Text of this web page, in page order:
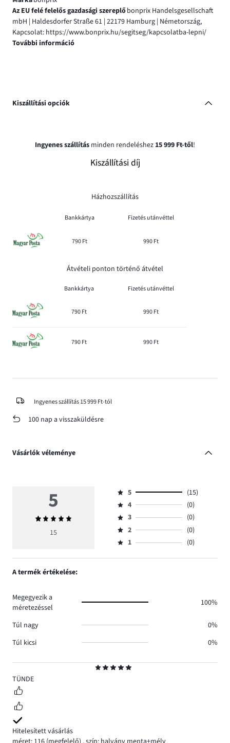
Az EU felé felelős gazdasági szereplőbonprix Handelsgesellschaft
mbH | Haldesdorfer Straße 61 | 22179 Hamburg | Németország,
Kapcsolat: https://www.bonprix.hu/segitseg/kapcsolatba-lepni/
További információ
Kiszállítási opciók
Ingyenes szállítás minden rendeléshez 15 999 Ft-től!
Kiszállítási díj
Házhozszállítás
Bankkártya Fizetés utánvéttel
790 Ft 990 Ft
Átvételi ponton történő átvétel
Bankkártya Fizetés utánvéttel
790 Ft 990 Ft
790 Ft 990 Ft
Ingyenes szállítás 15 999 Ft-tól
100 nap a visszaküldésre
Vásárlók véleménye
5
TÜNDE
Hitelesített vásárlás
5
Átlagos
értékelés
15
Osztályzat
5,
szavazatok
száma
15.
5
(15)
Osztályzat
4,
szavazatok
száma
4
(0)
Osztályzat
3,
szavazatok
3
(0)
Osztályzat
2,
2
(0)
Osztályzat
1,
1 (0)
A termék értékelése:
Megegyezik a
méretezéssel
100%
Túl nagy
0%
Túl kicsi
0%